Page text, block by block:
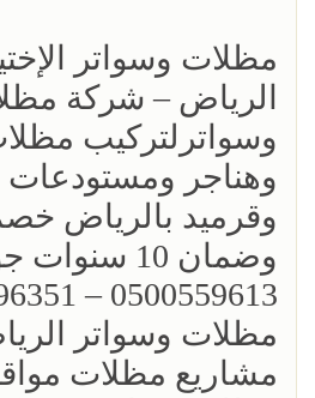
مظلات وسواتر
الرياض – شركة
وسواترلتركيب
وهناجر
‏وضمان 10
مظلات وسواتر
مشاريع مظلات